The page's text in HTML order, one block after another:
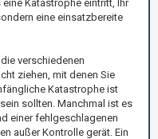
Katastrophe eintritt, Ihr
eine einsatzbereite
verschiedenen
ziehen, mit denen Sie
Katastrophe ist
sollten. Manchmal ist es
einer fehlgeschlagenen
außer Kontrolle gerät. Ein